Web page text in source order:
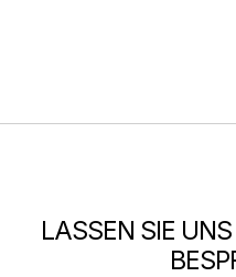
LASSEN SIE